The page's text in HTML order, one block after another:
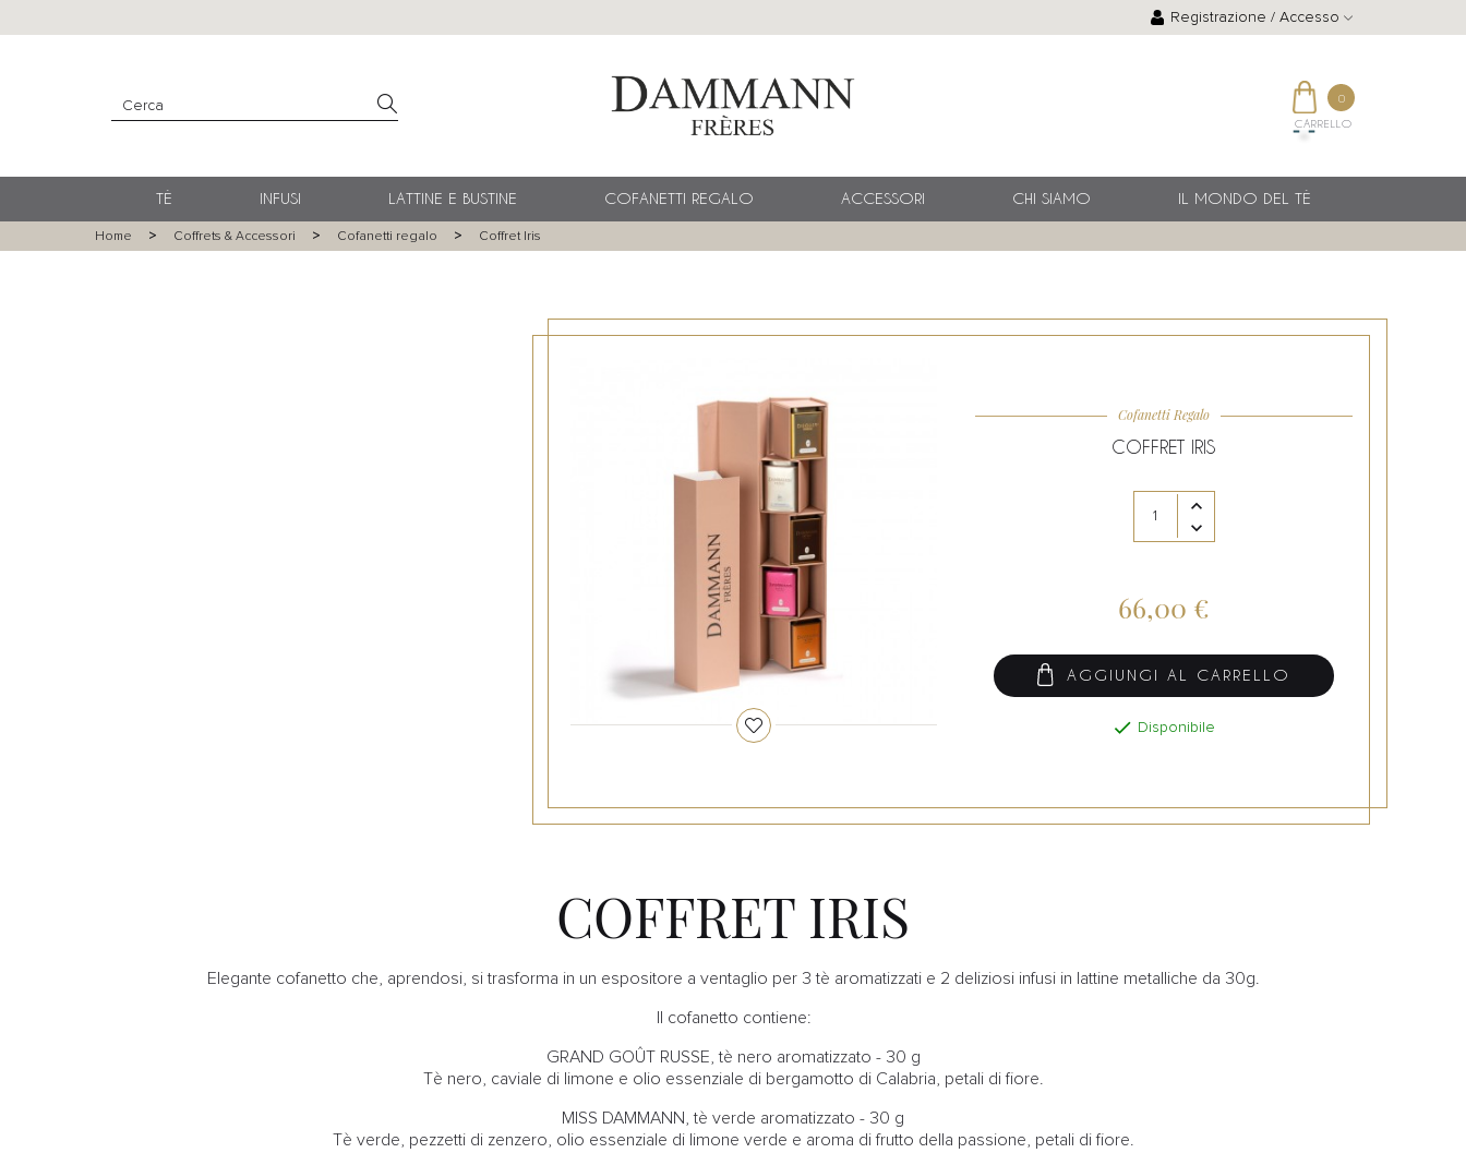
Registrazione / Accesso
0
CARRELLO
TÈ INFUSI LATTINE E BUSTINE COFANETTI REGALO ACCESSORI CHI SIAMO IL MONDO DEL TÈ
Home Coffrets & Accessori Cofanetti regalo Coffret Iris
Cofanetti Regalo
COFFRET IRIS
66,00 €
AGGIUNGI AL CARRELLO
 Disponibile
COFFRET IRIS
Elegante cofanetto che, aprendosi, si trasforma in un espositore a ventaglio per 3 tè aromatizzati e 2 deliziosi infusi in lattine metalliche da 30g.
Il cofanetto contiene:
GRAND GOÛT RUSSE, tè nero aromatizzato - 30 g
Tè nero, caviale di limone e olio essenziale di bergamotto di Calabria, petali di fiore.
MISS DAMMANN, tè verde aromatizzato - 30 g
Tè verde, pezzetti di zenzero, olio essenziale di limone verde e aroma di frutto della passione, petali di fiore.